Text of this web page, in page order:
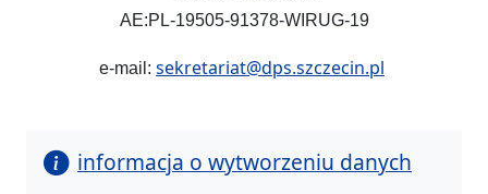
AE:PL-19505-91378-WIRUG-19
e-mail: sekretariat@dps.szczecin.pl
informacja o wytworzeniu danych